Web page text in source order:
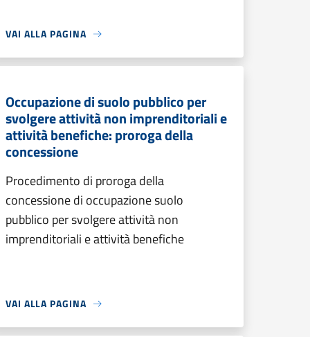
VAI ALLA PAGINA
Occupazione di suolo pubblico per
svolgere attività non imprenditoriali e
attività benefiche: proroga della
concessione
Procedimento di proroga della
concessione di occupazione suolo
pubblico per svolgere attività non
imprenditoriali e attività benefiche
VAI ALLA PAGINA